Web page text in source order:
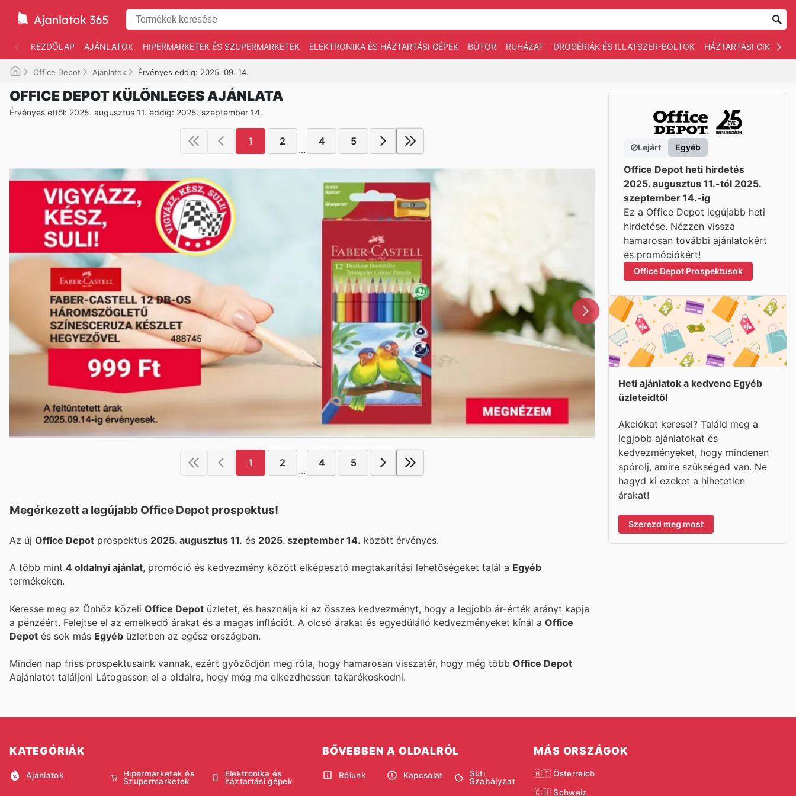
KEZDŐLAP AJÁNLATOK HIPERMARKETEK ÉS SZUPERMARKETEK ELEKTRONIKA ÉS HÁZTARTÁSI GÉPEK BÚTOR RUHÁZAT DROGÉRIÁK ÉS ILLATSZER-BOLTOK HÁZTARTÁSI CIKKEK
Office Depot Ajánlatok Érvényes eddig: 2025. 09. 14.
OFFICE DEPOT KÜLÖNLEGES AJÁNLATA
Érvényes ettől: 2025. augusztus 11. eddig: 2025. szeptember 14.
1 2
...
4 5
1 2
...
4 5
Megérkezett a legújabb Office Depot prospektus!
Az új Office Depot prospektus 2025. augusztus 11. és 2025. szeptember 14. között érvényes.
A több mint 4 oldalnyi ajánlat, promóció és kedvezmény között elképesztő megtakarítási lehetőségeket talál a Egyéb
termékeken.
Keresse meg az Önhöz közeli Office Depot üzletet, és használja ki az összes kedvezményt, hogy a legjobb ár-érték arányt kapja
a pénzéért. Felejtse el az emelkedő árakat és a magas inflációt. A olcsó árakat és egyedülálló kedvezményeket kínál a Office
Depot és sok más Egyéb üzletben az egész országban.
Minden nap friss prospektusaink vannak, ezért győződjön meg róla, hogy hamarosan visszatér, hogy még több Office Depot
Aajánlatot találjon! Látogasson el a oldalra, hogy még ma elkezdhessen takarékoskodni.
Lejárt Egyéb
Office Depot heti hirdetés
2025. augusztus 11.-tól 2025.
szeptember 14.-ig
Ez a Office Depot legújabb heti
hirdetése. Nézzen vissza
hamarosan további ajánlatokért
és promóciókért!
Office Depot Prospektusok
Heti ajánlatok a kedvenc Egyéb
üzleteidtől
Akciókat keresel? Találd meg a
legjobb ajánlatokat és
kedvezményeket, hogy mindenen
spórolj, amire szükséged van. Ne
hagyd ki ezeket a hihetetlen
árakat!
Szerezd meg most
KATEGÓRIÁK
Ajánlatok
Hipermarketek és
Szupermarketek
Elektronika és
háztartási gépek
BŐVEBBEN A OLDALRÓL
Rólunk Kapcsolat
Süti
Szabályzat
MÁS ORSZÁGOK
🇦🇹 Österreich
🇨🇭 Schweiz